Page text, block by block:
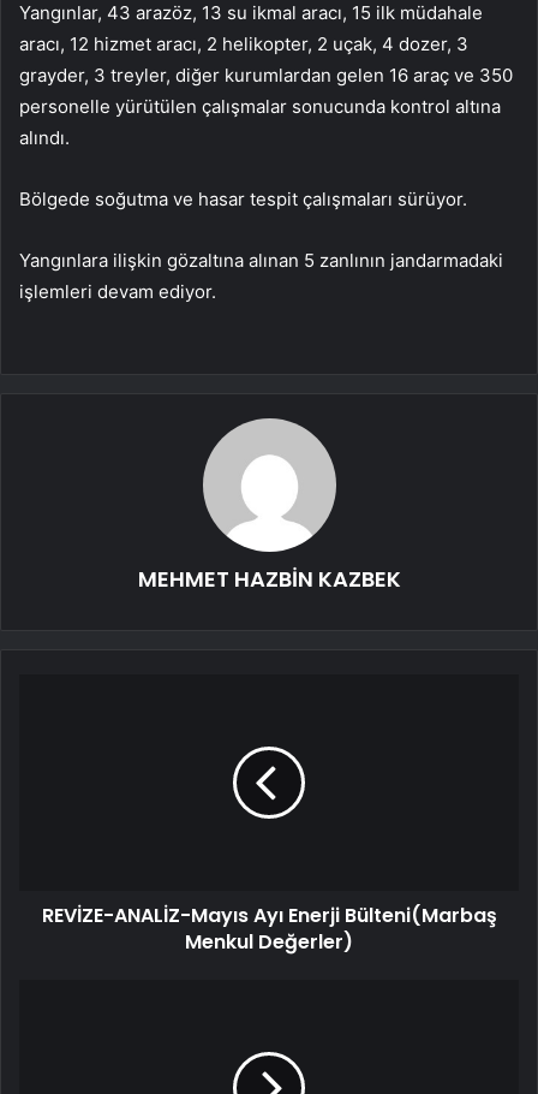
Yangınlar, 43 arazöz, 13 su ikmal aracı, 15 ilk müdahale
aracı, 12 hizmet aracı, 2 helikopter, 2 uçak, 4 dozer, 3
grayder, 3 treyler, diğer kurumlardan gelen 16 araç ve 350
personelle yürütülen çalışmalar sonucunda kontrol altına
alındı.
Bölgede soğutma ve hasar tespit çalışmaları sürüyor.
Yangınlara ilişkin gözaltına alınan 5 zanlının jandarmadaki
işlemleri devam ediyor.
MEHMET HAZBİN KAZBEK
REVİZE-ANALİZ-Mayıs Ayı Enerji Bülteni(Marbaş
Menkul Değerler)